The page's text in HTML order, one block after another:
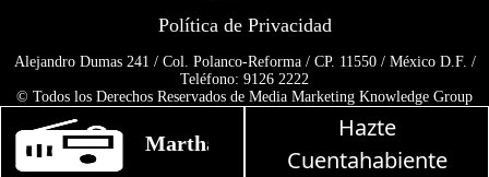
Martha Debayle en W, lunes a viernes
Hazte
Cuentahabiente
Política de Privacidad
Alejandro Dumas 241 / Col. Polanco-Reforma / CP. 11550 / México D.F. /
Teléfono: 9126 2222
© Todos los Derechos Reservados de Media Marketing Knowledge Group
Prohibida la reproducción total o parcial, incluyendo cualquier medio
electrónico o magnético.